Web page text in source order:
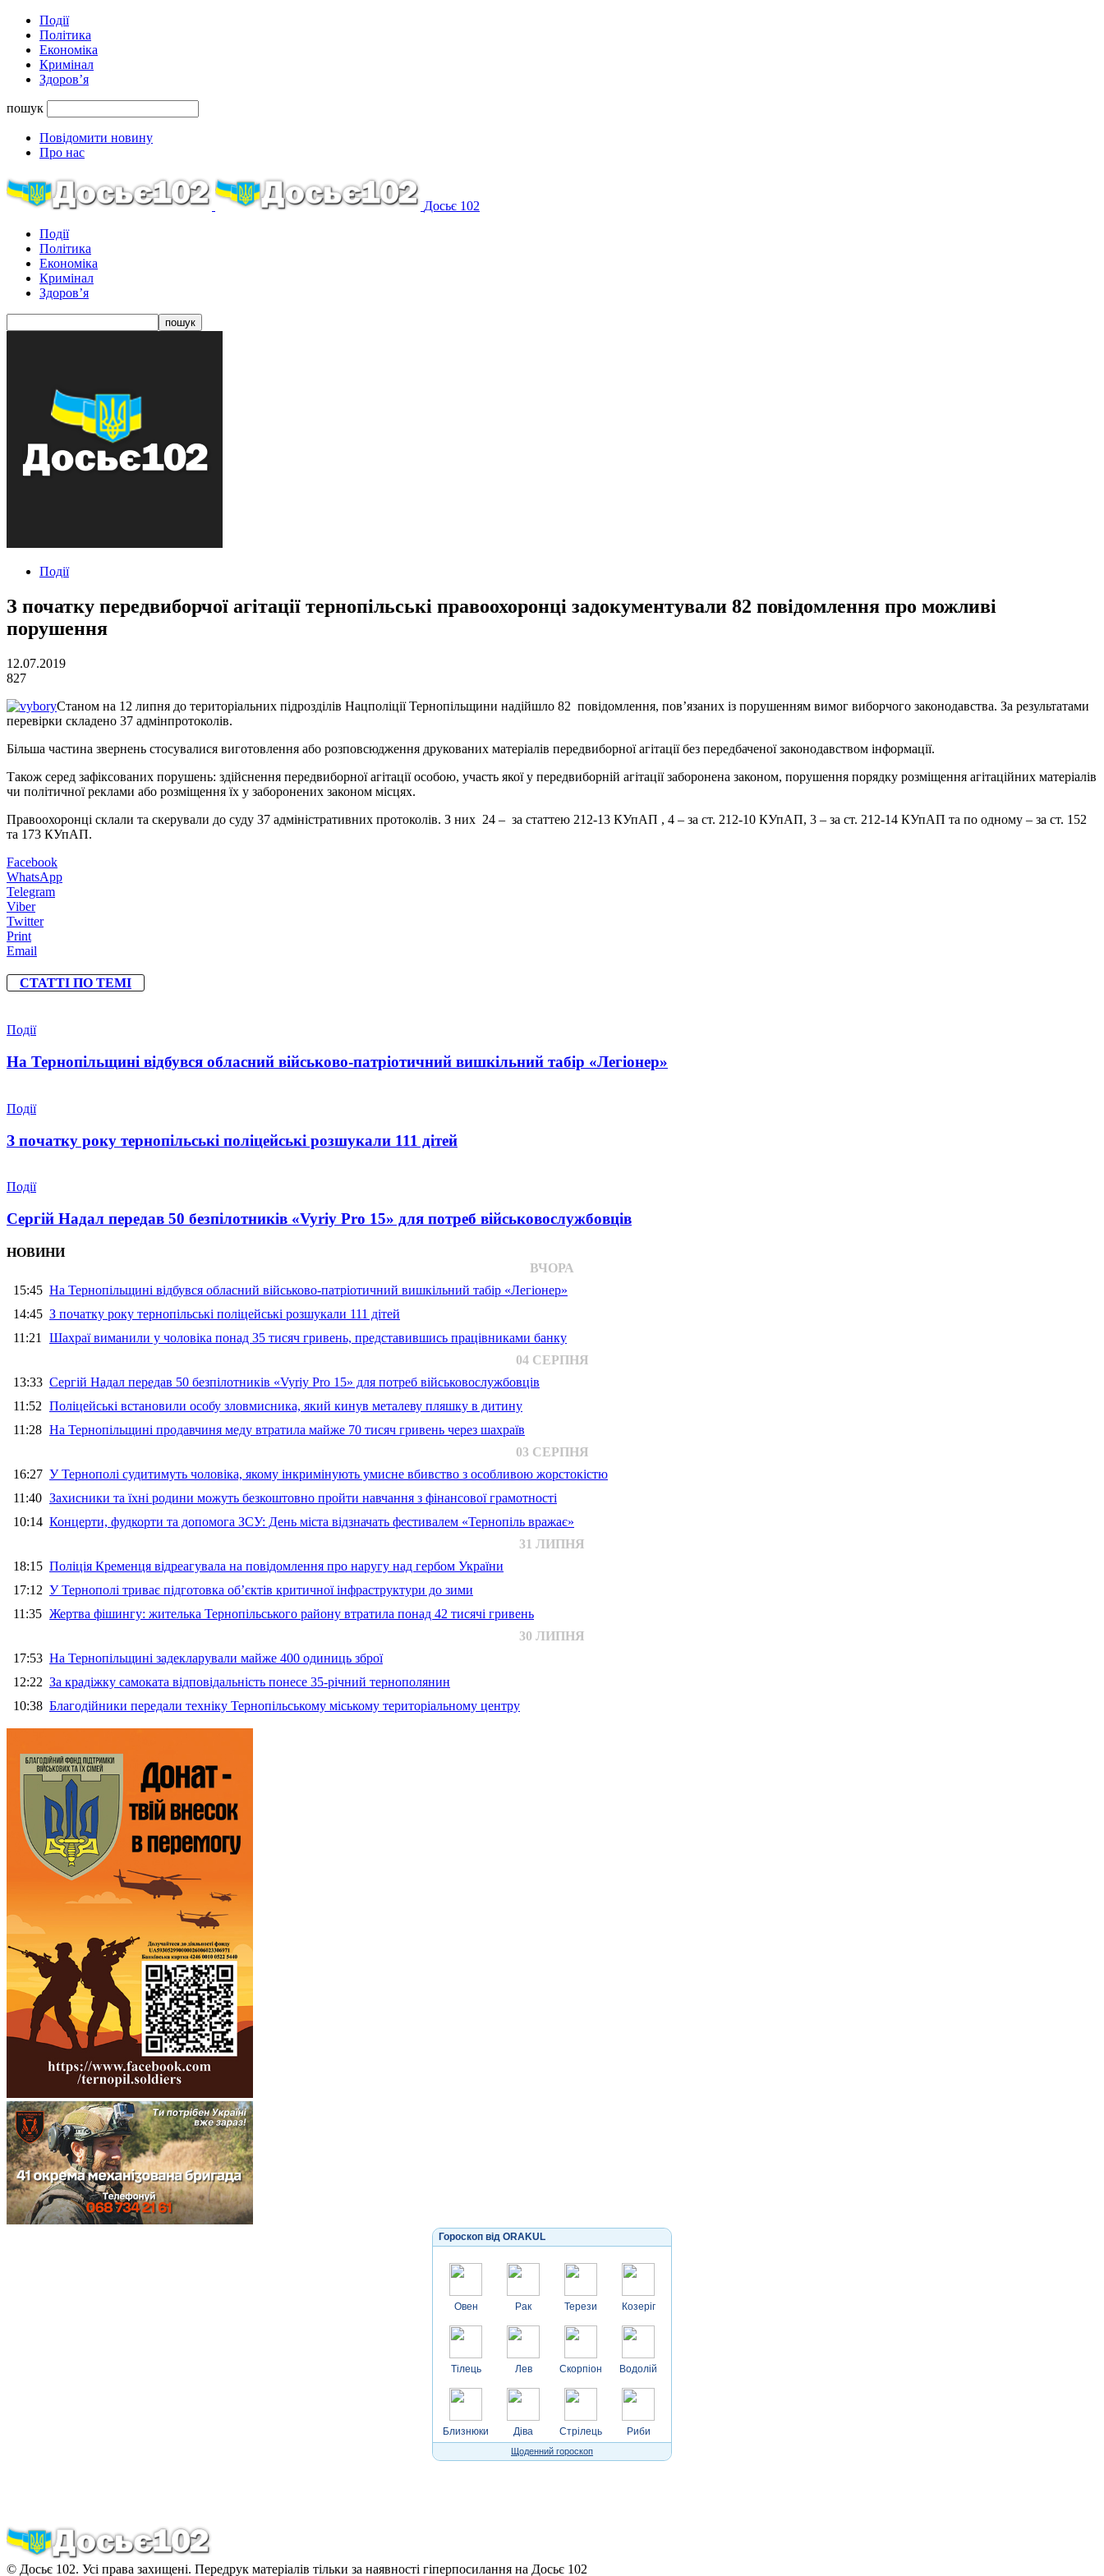
Події
Політика
Економіка
Кримінал
Здоров’я
пошук
Повідомити новину
Про нас
Досьє 102
Події
Політика
Економіка
Кримінал
Здоров’я
Події
З початку передвиборчої агітації тернопільські правоохоронці задокументували 82 повідомлення про можливі
порушення
12.07.2019
827
Станом на 12 липня до територіальних підрозділів Нацполіції Тернопільщини надійшло 82 повідомлення, пов’язаних із порушенням вимог виборчого законодавства. За результатами
перевірки складено 37 адмінпротоколів.
Більша частина звернень стосувалися виготовлення або розповсюдження друкованих матеріалів передвиборної агітації без передбаченої законодавством інформації.
Також серед зафіксованих порушень: здійснення передвиборної агітації особою, участь якої у передвиборній агітації заборонена законом, порушення порядку розміщення агітаційних матеріалів
чи політичної реклами або розміщення їх у заборонених законом місцях.
Правоохоронці склали та скерували до суду 37 адміністративних протоколів. З них 24 – за статтею 212-13 КУпАП , 4 – за ст. 212-10 КУпАП, 3 – за ст. 212-14 КУпАП та по одному – за ст. 152
та 173 КУпАП.
Facebook
WhatsApp
Telegram
Viber
Twitter
Print
Email
СТАТТІ ПО ТЕМІ
Події
На Тернопільщині відбувся обласний військово-патріотичний вишкільний табір «Легіонер»
Події
З початку року тернопільські поліцейські розшукали 111 дітей
Події
Сергій Надал передав 50 безпілотників «Vyriy Pro 15» для потреб військовослужбовців
НОВИНИ
ВЧОРА
15:45 На Тернопільщині відбувся обласний військово-патріотичний вишкільний табір «Легіонер»
14:45 З початку року тернопільські поліцейські розшукали 111 дітей
11:21 Шахраї виманили у чоловіка понад 35 тисяч гривень, представившись працівниками банку
04 СЕРПНЯ
13:33 Сергій Надал передав 50 безпілотників «Vyriy Pro 15» для потреб військовослужбовців
11:52 Поліцейські встановили особу зловмисника, який кинув металеву пляшку в дитину
11:28 На Тернопільщині продавчиня меду втратила майже 70 тисяч гривень через шахраїв
03 СЕРПНЯ
16:27 У Тернополі судитимуть чоловіка, якому інкримінують умисне вбивство з особливою жорстокістю
11:40 Захисники та їхні родини можуть безкоштовно пройти навчання з фінансової грамотності
10:14 Концерти, фудкорти та допомога ЗСУ: День міста відзначать фестивалем «Тернопіль вражає»
31 ЛИПНЯ
18:15 Поліція Кременця відреагувала на повідомлення про наругу над гербом України
17:12 У Тернополі триває підготовка об’єктів критичної інфраструктури до зими
11:35 Жертва фішингу: жителька Тернопільського району втратила понад 42 тисячі гривень
30 ЛИПНЯ
17:53 На Тернопільщині задекларували майже 400 одиниць зброї
12:22 За крадіжку самоката відповідальність понесе 35-річний тернополянин
10:38 Благодійники передали техніку Тернопільському міському територіальному центру
Гороскоп від ORAKUL
Овен
Тілець
Близнюки
Рак
Лев
Діва
Терези
Скорпіон
Стрілець
Козеріг
Водолій
Риби
Щоденний гороскоп
© Досьє 102. Усі права захищені. Передрук матеріалів тільки за наявності гіперпосилання на Досьє 102